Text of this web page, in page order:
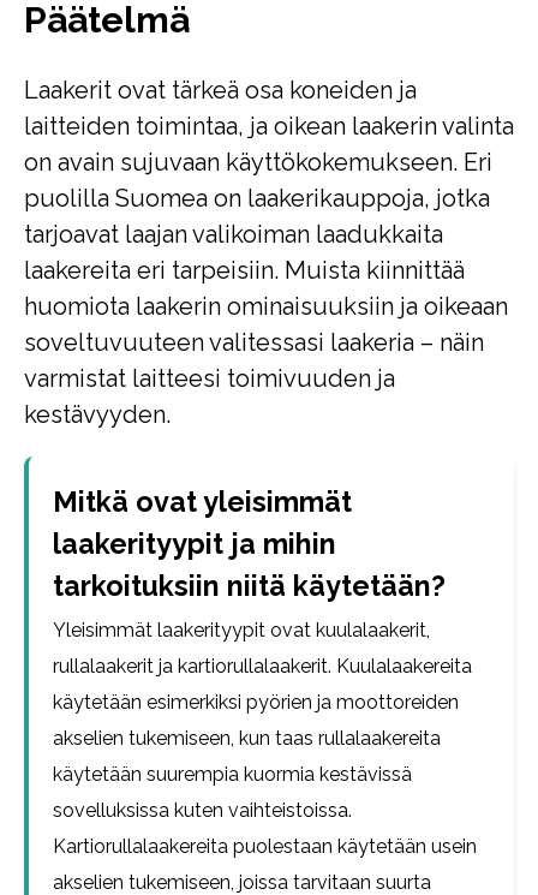
Päätelmä
Laakerit ovat tärkeä osa koneiden ja
laitteiden toimintaa, ja oikean laakerin valinta
on avain sujuvaan käyttökokemukseen. Eri
puolilla Suomea on laakerikauppoja, jotka
tarjoavat laajan valikoiman laadukkaita
laakereita eri tarpeisiin. Muista kiinnittää
huomiota laakerin ominaisuuksiin ja oikeaan
soveltuvuuteen valitessasi laakeria – näin
varmistat laitteesi toimivuuden ja
kestävyyden.
Mitkä ovat yleisimmät
laakerityypit ja mihin
tarkoituksiin niitä käytetään?
Yleisimmät laakerityypit ovat kuulalaakerit,
rullalaakerit ja kartiorullalaakerit. Kuulalaakereita
käytetään esimerkiksi pyörien ja moottoreiden
akselien tukemiseen, kun taas rullalaakereita
käytetään suurempia kuormia kestävissä
sovelluksissa kuten vaihteistoissa.
Kartiorullalaakereita puolestaan käytetään usein
akselien tukemiseen, joissa tarvitaan suurta